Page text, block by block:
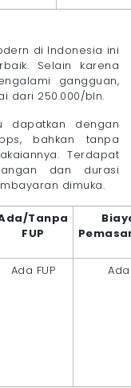
di Indonesia ini
Selain karena
gangguan,
dari 250.000/bln.
dapatkan dengan
bahkan tanpa
Terdapat
dan durasi
dimuka.
Tanpa
FUP
Ada FUP Ada